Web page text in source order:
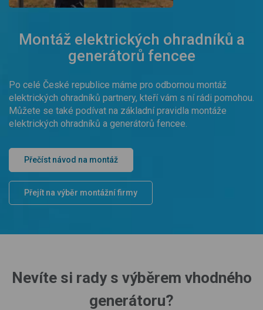
Montáž elektrických ohradníků a
generátorů fencee
Po celé České republice máme pro odbornou montáž
elektrických ohradníků partnery, kteří vám s ní rádi pomohou.
Můžete se také podívat na základní pravidla montáže
elektrických ohradníků a generátorů fencee.
Přečíst návod na montáž
Přejít na výběr montážní firmy
Nevíte si rady s výběrem vhodného
generátoru?